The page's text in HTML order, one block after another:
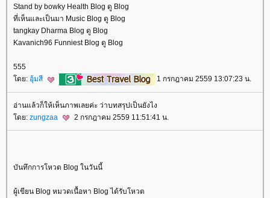
Stand by bowky Health Blog ดู Blog
ที่เห็นและเป็นมา Music Blog ดู Blog
tangkay Dharma Blog ดู Blog
Kavanich96 Funniest Blog ดู Blog
555
ดย: อุ้มสี 1 กรกฎาคม 2559 13:07:23 น.
อ่านแล้วก็ให้เห็นภาพเลยค่ะ ว่าบทสรุปเป็นยังไง
ดย: zungzaa 2 กรกฎาคม 2559 11:51:41 น.
บันทึกการโหวต Blog ในวันนี้
ผู้เขียน Blog หมวดเนื้อหา Blog ได้รับโหวต